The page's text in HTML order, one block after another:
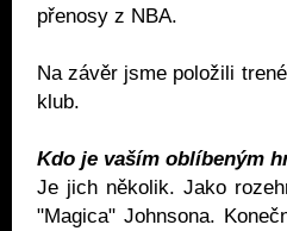
přenosy z NBA.
Na závěr jsme položili
klub.
Kdo je vaším oblíbeným
Je jich několik. Jako
"Magica" Johnsona.